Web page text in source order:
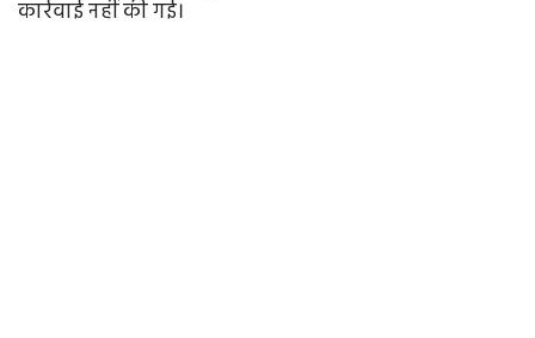
कार्रवाई नहीं की गई।